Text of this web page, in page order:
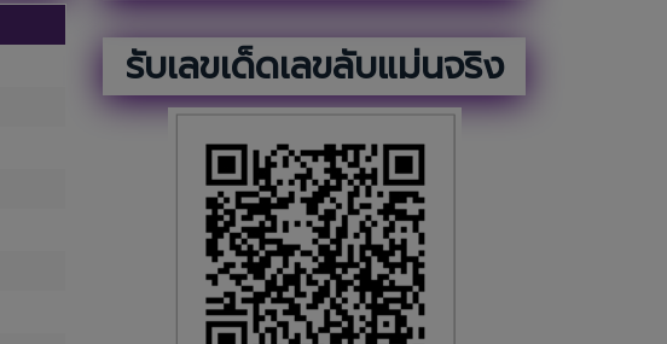
รับเลขเด็ดเลขลับแม่นจริง